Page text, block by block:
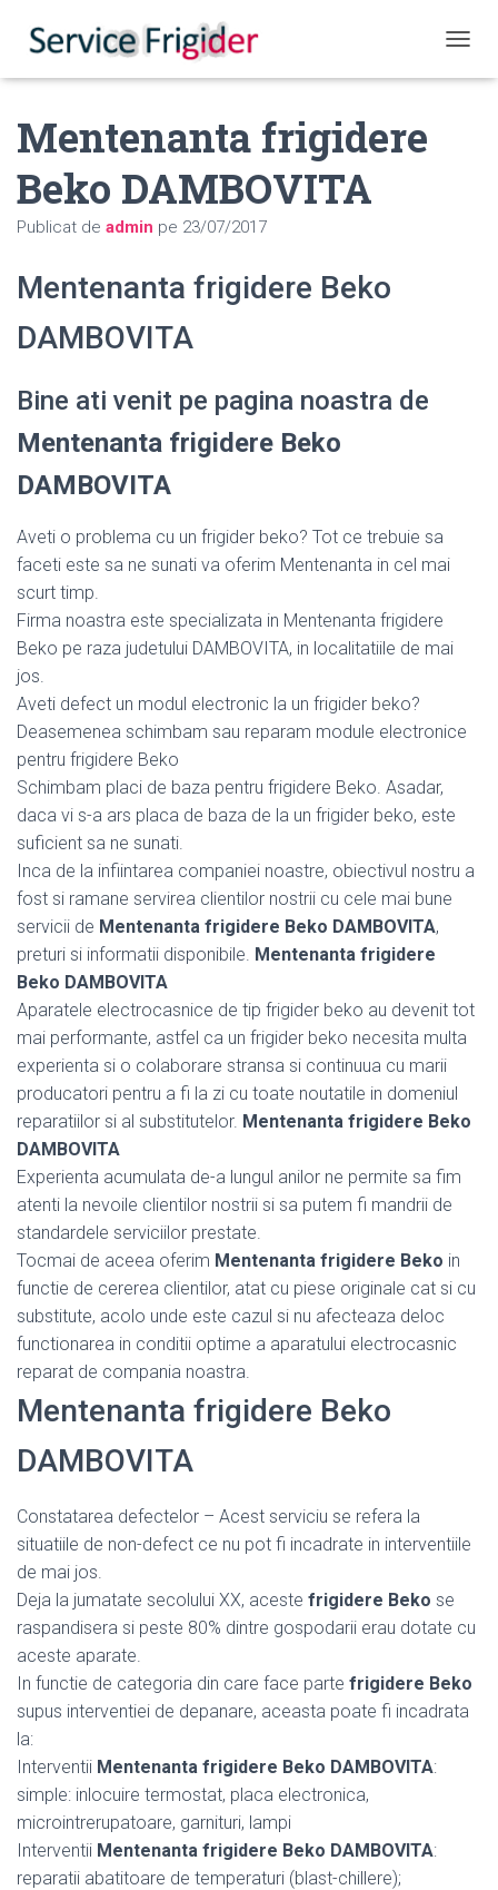
Mentenanta frigidere
Beko DAMBOVITA
Publicat de admin pe 23/07/2017
Mentenanta frigidere Beko
DAMBOVITA
Bine ati venit pe pagina noastra de
Mentenanta frigidere Beko
DAMBOVITA
Aveti o problema cu un frigider beko? Tot ce trebuie sa
faceti este sa ne sunati va oferim Mentenanta in cel mai
scurt timp.
Firma noastra este specializata in Mentenanta frigidere
Beko pe raza judetului DAMBOVITA, in localitatiile de mai
jos.
Aveti defect un modul electronic la un frigider beko?
Deasemenea schimbam sau reparam module electronice
pentru frigidere Beko
Schimbam placi de baza pentru frigidere Beko. Asadar,
daca vi s-a ars placa de baza de la un frigider beko, este
suficient sa ne sunati.
Inca de la infiintarea companiei noastre, obiectivul nostru a
fost si ramane servirea clientilor nostrii cu cele mai bune
servicii de Mentenanta frigidere Beko DAMBOVITA,
preturi si informatii disponibile. Mentenanta frigidere
Beko DAMBOVITA
Aparatele electrocasnice de tip frigider beko au devenit tot
mai performante, astfel ca un frigider beko necesita multa
experienta si o colaborare stransa si continuua cu marii
producatori pentru a fi la zi cu toate noutatile in domeniul
reparatiilor si al substitutelor. Mentenanta frigidere Beko
DAMBOVITA
Experienta acumulata de-a lungul anilor ne permite sa fim
atenti la nevoile clientilor nostrii si sa putem fi mandrii de
standardele serviciilor prestate.
Tocmai de aceea oferim Mentenanta frigidere Beko in
functie de cererea clientilor, atat cu piese originale cat si cu
substitute, acolo unde este cazul si nu afecteaza deloc
functionarea in conditii optime a aparatului electrocasnic
reparat de compania noastra.
Mentenanta frigidere Beko
DAMBOVITA
Constatarea defectelor – Acest serviciu se refera la
situatiile de non-defect ce nu pot fi incadrate in interventiile
de mai jos.
Deja la jumatate secolului XX, aceste frigidere Beko se
raspandisera si peste 80% dintre gospodarii erau dotate cu
aceste aparate.
In functie de categoria din care face parte frigidere Beko
supus interventiei de depanare, aceasta poate fi incadrata
la:
Interventii Mentenanta frigidere Beko DAMBOVITA:
simple: inlocuire termostat, placa electronica,
microintrerupatoare, garnituri, lampi
Interventii Mentenanta frigidere Beko DAMBOVITA:
reparatii abatitoare de temperaturi (blast-chillere);